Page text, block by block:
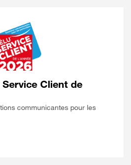
Client de
communicantes pour les